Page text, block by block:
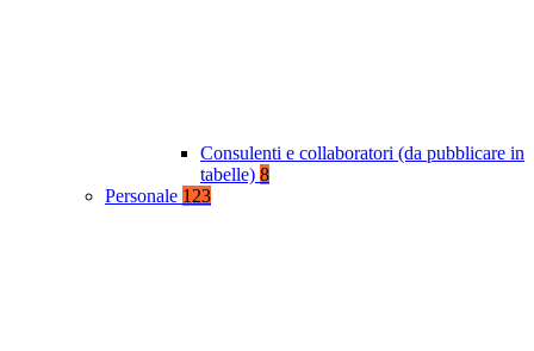
Consulenti e collaboratori (da pubblicare in
tabelle) 8
Personale 123